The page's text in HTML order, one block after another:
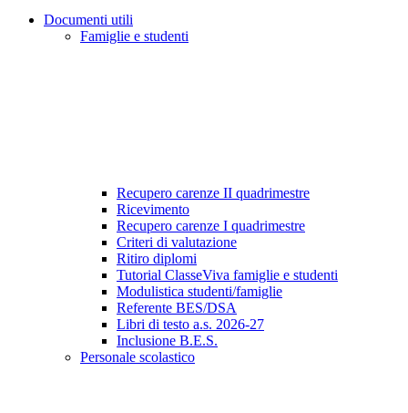
Documenti utili
Famiglie e studenti
Recupero carenze II quadrimestre
Ricevimento
Recupero carenze I quadrimestre
Criteri di valutazione
Ritiro diplomi
Tutorial ClasseViva famiglie e studenti
Modulistica studenti/famiglie
Referente BES/DSA
Libri di testo a.s. 2026-27
Inclusione B.E.S.
Personale scolastico